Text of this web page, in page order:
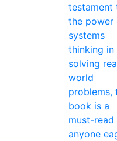
testament
the power
systems
thinking in
solving
world
problems,
book is a
must-
anyone